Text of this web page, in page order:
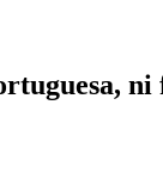
ni